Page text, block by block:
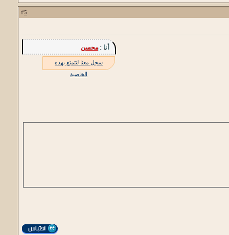
5
أنا :محسن
سجل معنا لتتمتع بهذه
الخاصية